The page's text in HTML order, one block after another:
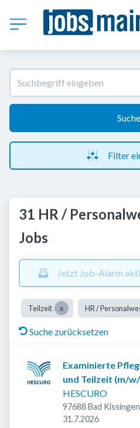
Filter
31 HR /
Jobs
Jetzt Job-Alarm
Teilzeit HR /
Suche zurücksetzen
Examinierte
und Teilzeit (m/
HESCURO
97688 Bad
Veröffentlicht
31.7.2026